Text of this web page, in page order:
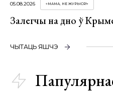
05.08.2026 «МАМА, НЕ ЖУРЫСЯ!»
Залегчы на дно ў
ЧЫТАЦЬ ЯШЧЭ